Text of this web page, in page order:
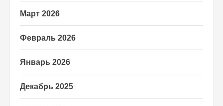
Март 2026
Февраль 2026
Январь 2026
Декабрь 2025